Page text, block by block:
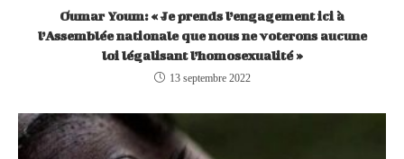
Oumar Youm: « Je prends l’engagement ici à
l’Assemblée nationale que nous ne voterons aucune
loi légalisant l’homosexualité »
13 septembre 2022